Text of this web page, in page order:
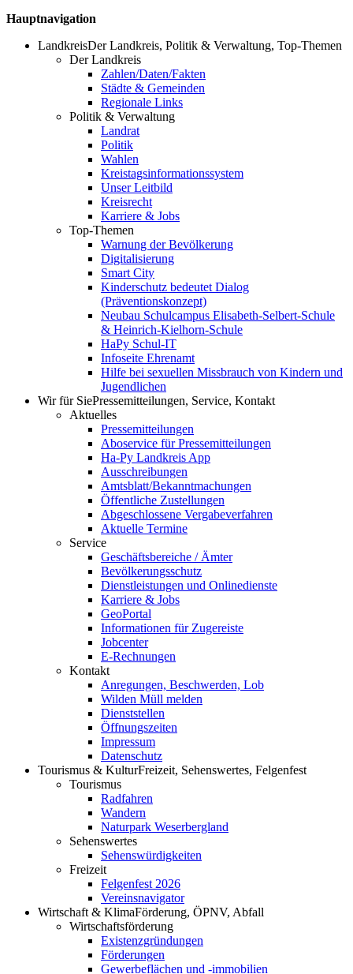
Hauptnavigation
LandkreisDer Landkreis, Politik & Verwaltung, Top-Themen
Der Landkreis
Zahlen/Daten/Fakten
Städte & Gemeinden
Regionale Links
Politik & Verwaltung
Landrat
Politik
Wahlen
Kreistagsinformationssystem
Unser Leitbild
Kreisrecht
Karriere & Jobs
Top-Themen
Warnung der Bevölkerung
Digitalisierung
Smart City
Kinderschutz bedeutet Dialog
(Präventionskonzept)
Neubau Schulcampus Elisabeth-Selbert-Schule
& Heinrich-Kielhorn-Schule
HaPy Schul-IT
Infoseite Ehrenamt
Hilfe bei sexuellen Missbrauch von Kindern und
Jugendlichen
Wir für SiePressemitteilungen, Service, Kontakt
Aktuelles
Pressemitteilungen
Aboservice für Pressemitteilungen
Ha-Py Landkreis App
Ausschreibungen
Amtsblatt/Bekanntmachungen
Öffentliche Zustellungen
Abgeschlossene Vergabeverfahren
Aktuelle Termine
Service
Geschäftsbereiche / Ämter
Bevölkerungsschutz
Dienstleistungen und Onlinedienste
Karriere & Jobs
GeoPortal
Informationen für Zugereiste
Jobcenter
E-Rechnungen
Kontakt
Anregungen, Beschwerden, Lob
Wilden Müll melden
Dienststellen
Öffnungszeiten
Impressum
Datenschutz
Tourismus & KulturFreizeit, Sehenswertes, Felgenfest
Tourismus
Radfahren
Wandern
Naturpark Weserbergland
Sehenswertes
Sehenswürdigkeiten
Freizeit
Felgenfest 2026
Vereinsnavigator
Wirtschaft & KlimaFörderung, ÖPNV, Abfall
Wirtschaftsförderung
Existenzgründungen
Förderungen
Gewerbeflächen und -immobilien